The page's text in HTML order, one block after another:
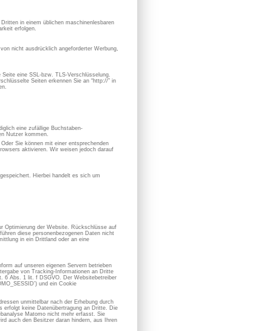
in einem üblichen maschinenlesbaren
erfolgen.
nicht ausdrücklich angeforderter Werbung,
eine SSL-bzw. TLS-Verschlüsselung.
Seiten erkennen Sie an “http://” in
eine zufällige Buchstaben-
Nutzer kommen.
Sie können mit einer entsprechenden
aktivieren. Wir weisen jedoch darauf
Hierbei handelt es sich um
Optimierung der Website. Rückschlüsse auf
diese personenbezogenen Daten nicht
in ein Drittland oder an eine
auf unseren eigenen Servern betrieben
von Tracking-Informationen an Dritte
6 Abs. 1 lit. f DSGVO. Der Websitebetreiber
und ein Cookie
unmittelbar nach der Erhebung durch
erfolgt keine Datenübertragung an Dritte. Die
Matomo nicht mehr erfasst. Sie
auch den Besitzer daran hindern, aus Ihren